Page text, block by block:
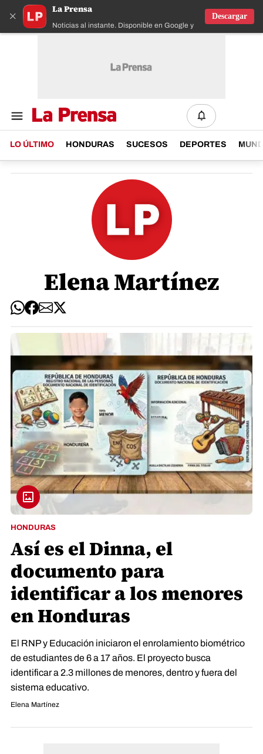
×
La Prensa
Noticias al instante. Disponible en Google y IOS
Descargar
LO ÚLTIMO HONDURAS SUCESOS DEPORTES
Elena Martínez
HONDURAS
Así es el Dinna, el
documento para
identificar a los menores
en Honduras
El RNP y Educación iniciaron el enrolamiento biométrico
de estudiantes de 6 a 17 años. El proyecto busca
identificar a 2.3 millones de menores, dentro y fuera del
sistema educativo.
Elena Martínez